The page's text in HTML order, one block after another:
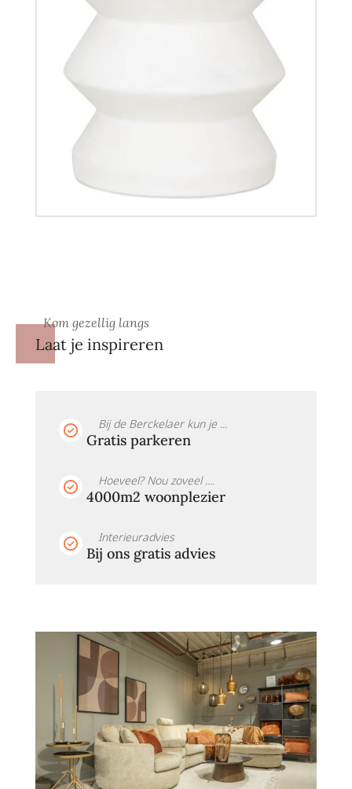
Kom gezellig langs
Laat je inspireren
Bij de Berckelaer kun je ...
Gratis parkeren
Hoeveel? Nou zoveel ....
4000m2 woonplezier
Interieuradvies
Bij ons gratis advies